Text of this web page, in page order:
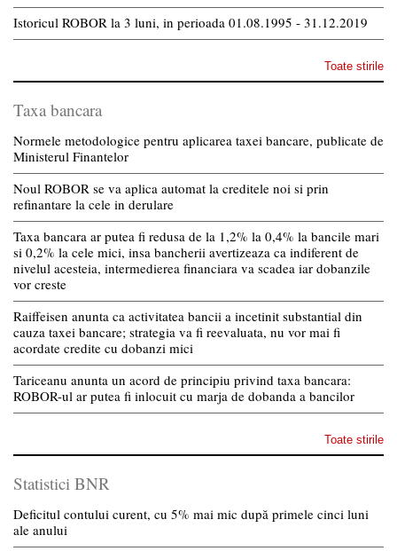
Istoricul ROBOR la 3 luni, in perioada 01.08.1995 - 31.12.2019
Toate stirile
Taxa bancara
Normele metodologice pentru aplicarea taxei bancare, publicate de
Ministerul Finantelor
Noul ROBOR se va aplica automat la creditele noi si prin
refinantare la cele in derulare
Taxa bancara ar putea fi redusa de la 1,2% la 0,4% la bancile mari
si 0,2% la cele mici, insa bancherii avertizeaza ca indiferent de
nivelul acesteia, intermedierea financiara va scadea iar dobanzile
vor creste
Raiffeisen anunta ca activitatea bancii a incetinit substantial din
cauza taxei bancare; strategia va fi reevaluata, nu vor mai fi
acordate credite cu dobanzi mici
Tariceanu anunta un acord de principiu privind taxa bancara:
ROBOR-ul ar putea fi inlocuit cu marja de dobanda a bancilor
Toate stirile
Statistici BNR
Deficitul contului curent, cu 5% mai mic după primele cinci luni
ale anului